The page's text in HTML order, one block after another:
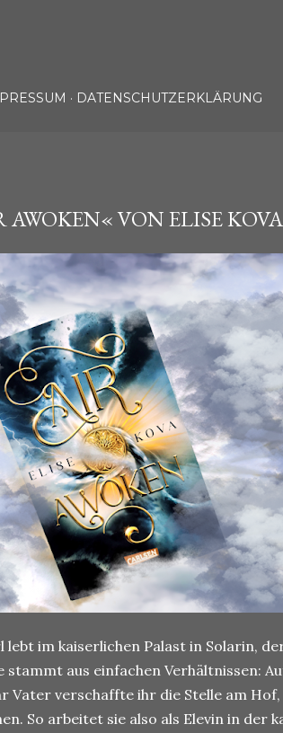
DATENSCHUTZERKLÄRUNG
VON ELISE KOVA
lebt im kaiserlichen Palast in Solarin,
stammt aus einfachen Verhältnissen:
Vater verschaffte ihr die Stelle am
So arbeitet sie also als Elevin in der